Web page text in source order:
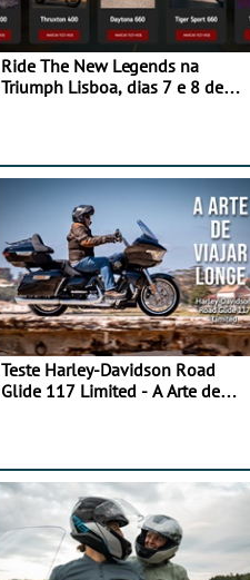
Ride The New Legends na
Triumph Lisboa, dias 7 e 8 de
Teste Harley-Davidson Road
Glide 117 Limited - A Arte de